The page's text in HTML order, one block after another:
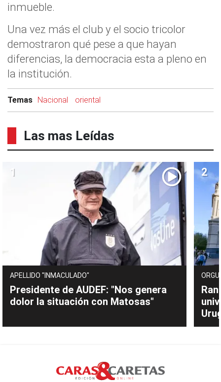
inmueble.
Una vez más el club y el socio tricolor
demostraron qué pese a que hayan
diferencias, la democracia esta a pleno en
la institución.
Temas Nacional oriental
Las mas Leídas
APELLIDO "INMACULADO"
Presidente de AUDEF: "Nos genera
dolor la situación con Matosas"